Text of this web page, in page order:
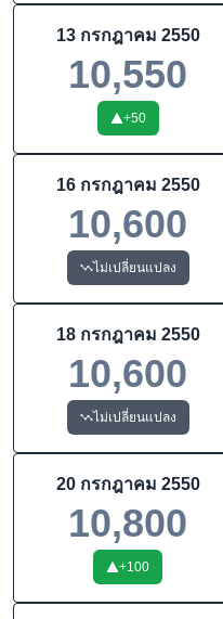
13 กรกฎาคม 2550
10,550
+50
16 กรกฎาคม 2550
10,600
ไม่เปลี่ยนแปลง
18 กรกฎาคม 2550
10,600
ไม่เปลี่ยนแปลง
20 กรกฎาคม 2550
10,800
+100